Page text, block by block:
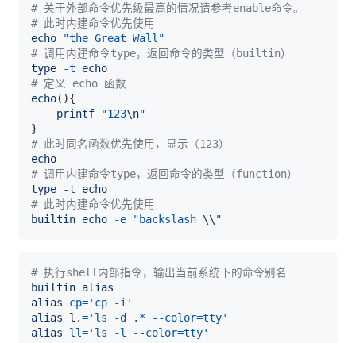
# 关于外部命令优先级最高的情况请参考enable命令。
# 此时内建命令优先使用
echo
"the Great Wall"
# 调用内建命令type，返回命令的类型（builtin）
type
-t
echo
# 定义 echo 函数
echo( ){
printf
"123\n"
}
# 此时同名函数优先使用，显示（123）
echo
# 调用内建命令type，返回命令的类型（function）
type
-t
echo
# 此时内建命令优先使用
builtin echo -e "backslash \\ "
# 执行shell内部指令，输出当前系统下的命令别名
builtin alias
alias
cp='cp -i'
alias l.='ls -d .* --color=tty'
alias
ll='ls -l --color=tty'